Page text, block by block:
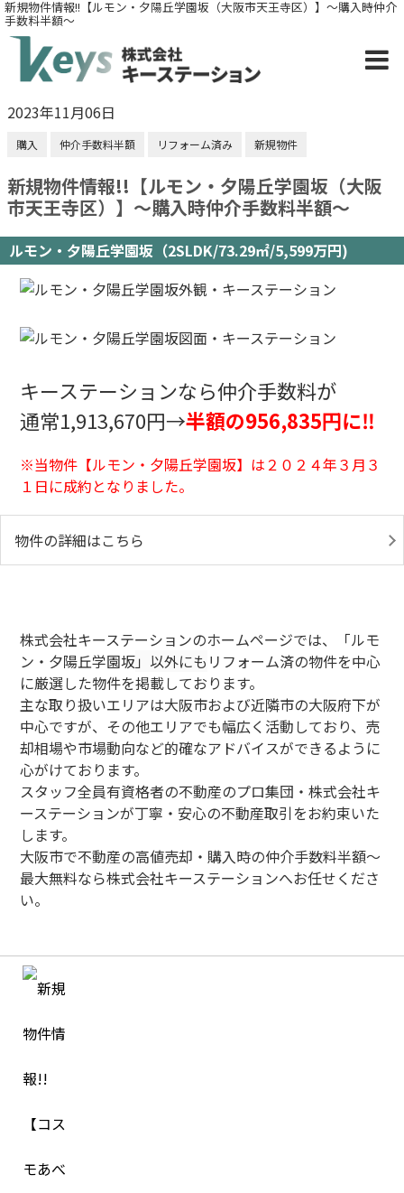
新規物件情報!!【ルモン・夕陽丘学園坂（大阪市天王寺区）】～購入時仲介
手数料半額～
2023年11月06日
購入 仲介手数料半額 リフォーム済み 新規物件
新規物件情報!!【ルモン・夕陽丘学園坂（大阪
市天王寺区）】～購入時仲介手数料半額～
ルモン・夕陽丘学園坂（2SLDK/73.29㎡/5,599万円)
キーステーションなら仲介手数料が
通常1,913,670円→半額の956,835円に‼
※当物件【ルモン・夕陽丘学園坂】は２０２４年３月３
１日に成約となりました。
物件の詳細はこちら
株式会社キーステーションのホームページでは、「ルモ
ン・夕陽丘学園坂」以外にも リフォーム済の物件を中心
に厳選した物件を掲載しております。
主な取り扱いエリアは大阪市および近隣市の大阪府下が
中心ですが、その他エリアでも幅広く活動しており、売
却相場や市場動向など的確なアドバイスができるように
心がけております。
スタッフ全員有資格者の不動産のプロ集団・株式会社キ
ーステーションが丁寧・安心の不動産取引をお約束いた
します。
大阪市で不動産の高値売却・購入時の仲介手数料半額～
最大無料なら株式会社キーステーションへお任せくださ
い。